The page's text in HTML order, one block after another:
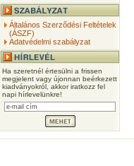
Általános Szerződési Feltételek
(ÁSZF)
Adatvédelmi szabályzat
Ha szeretnél értesülni a frissen
megjelent vagy újonnan beérkezett
kiadványokról, akkor iratkozz fel
napi hírlevelünkre!